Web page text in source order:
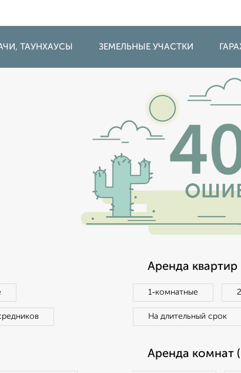
ТАУНХАУСЫ ЗЕМЕЛЬНЫЕ УЧАСТКИ
Аренда квартир
1‑комнатные
На длительный срок
Аренда комнат